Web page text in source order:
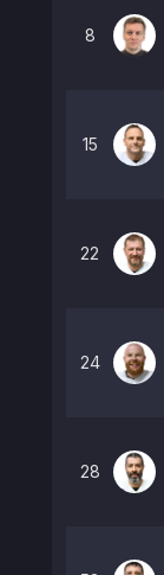
8
15
22
24
28